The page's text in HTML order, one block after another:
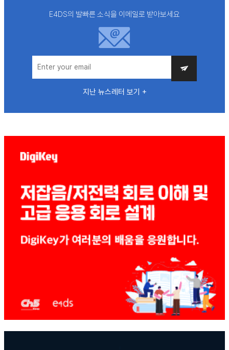
E4DS의 발빠른 소식을 이메일로 받아보세요
지난 뉴스레터 보기 +